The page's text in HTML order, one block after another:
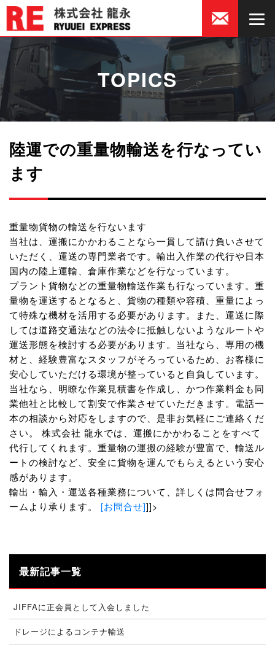
TOPICS
陸運での重量物輸送を行なってい
ます
重量物貨物の輸送を行ないます
当社は、運搬にかかわることなら一貫して請け負いさせて
いただく、運送の専門業者です。輸出入作業の代行や日本
国内の陸上運輸、倉庫作業などを行なっています。
プラント貨物などの重量物輸送作業も行なっています。重
量物を運送するとなると、貨物の種類や容積、重量によっ
て特殊な機材を活用する必要があります。また、運送に際
しては道路交通法などの法令に抵触しないようなルートや
運送形態を検討する必要があります。当社なら、専用の機
材と、経験豊富なスタッフがそろっているため、お客様に
安心していただける環境が整っていると自負しています。
当社なら、明瞭な作業見積書を作成し、かつ作業料金も同
業他社と比較して割安で作業させていただきます。電話一
本の相談から対応をしますので、是非お気軽にご連絡くだ
さい。 株式会社 龍永では、運搬にかかわることをすべて
代行してくれます。重量物の運搬の経験が豊富で、輸送ル
ートの検討など、安全に貨物を運んでもらえるという安心
感があります。
輸出・輸入・運送各種業務について、詳しくは問合せフォ
ームより承ります。 [お問合せ]]]>
最新記事一覧
JIFFAに正会員として入会しました
ドレージによるコンテナ輸送